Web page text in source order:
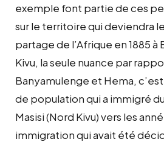
exemple font partie de ces
sur le territoire qui deviendra
partage de l’Afrique en 1885 à
Kivu, la seule nuance par
Banyamulenge et Hema, c’est
de population qui a immigré
Masisi (Nord Kivu) vers les
immigration qui avait été